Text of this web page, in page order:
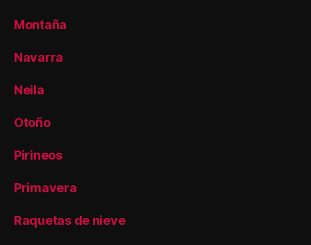
Montaña
Navarra
Neila
Otoño
Pirineos
Primavera
Raquetas de nieve